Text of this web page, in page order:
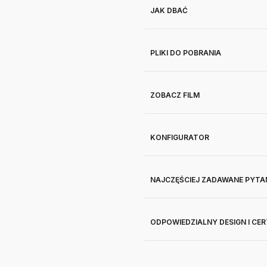
JAK DBAĆ
PLIKI DO POBRANIA
ZOBACZ FILM
KONFIGURATOR
NAJCZĘŚCIEJ ZADAWANE
ODPOWIEDZIALNY DESIGN I